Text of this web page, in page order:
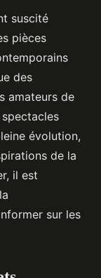
suscité
pièces
des
amateurs de
évolution,
de la
il est
sur les